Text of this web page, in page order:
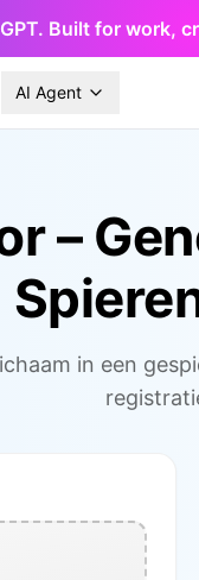
Built for work,
AI Agent
–
in een